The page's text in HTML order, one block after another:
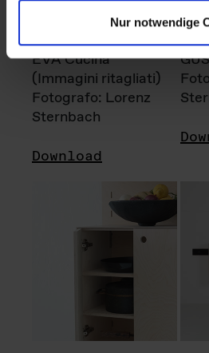
Nur notwendige
EVA Cucina
(Immagini ritagliati)
Fotografo: Lorenz
Sternbach
Download